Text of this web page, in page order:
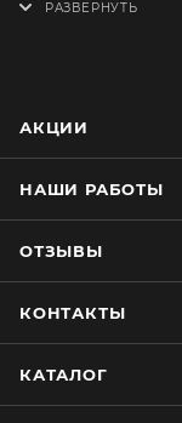
вариантов
Оплетка плотно
службы,
Установку
АКЦИИ
НАШИ РАБОТЫ
ОТЗЫВЫ
КОНТАКТЫ
КАТАЛОГ